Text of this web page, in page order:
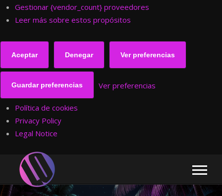
Gestionar {vendor_count} proveedores
Leer más sobre estos propósitos
Aceptar Denegar Ver preferencias
Guardar preferencias Ver preferencias
Política de cookies
Privacy Policy
Legal Notice